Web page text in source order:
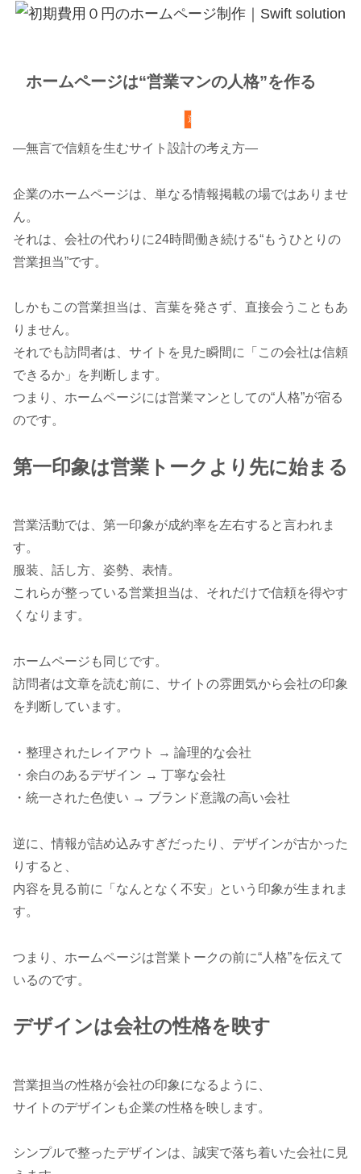
ホームページは“営業マンの人格”を作る
運営
―無言で信頼を生むサイト設計の考え方―
企業のホームページは、単なる情報掲載の場ではありませ
ん。
それは、会社の代わりに24時間働き続ける“もうひとりの
営業担当”です。
しかもこの営業担当は、言葉を発さず、直接会うこともあ
りません。
それでも訪問者は、サイトを見た瞬間に「この会社は信頼
できるか」を判断します。
つまり、ホームページには営業マンとしての“人格”が宿る
のです。
第一印象は営業トークより先に始まる
営業活動では、第一印象が成約率を左右すると言われま
す。
服装、話し方、姿勢、表情。
これらが整っている営業担当は、それだけで信頼を得やす
くなります。
ホームページも同じです。
訪問者は文章を読む前に、サイトの雰囲気から会社の印象
を判断しています。
・整理されたレイアウト → 論理的な会社
・余白のあるデザイン → 丁寧な会社
・統一された色使い → ブランド意識の高い会社
逆に、情報が詰め込みすぎだったり、デザインが古かった
りすると、
内容を見る前に「なんとなく不安」という印象が生まれま
す。
つまり、ホームページは営業トークの前に“人格”を伝えて
いるのです。
デザインは会社の性格を映す
営業担当の性格が会社の印象になるように、
サイトのデザインも企業の性格を映します。
シンプルで整ったデザインは、誠実で落ち着いた会社に見